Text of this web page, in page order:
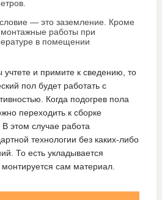
— это заземление. Кроме
монтажные работы при
в помещении
учтете и примите к сведению, то
пол будет работать с
Когда подогрев пола
переходить к сборке
этом случае работа
технологии без каких-либо
То есть укладывается
сам материал.